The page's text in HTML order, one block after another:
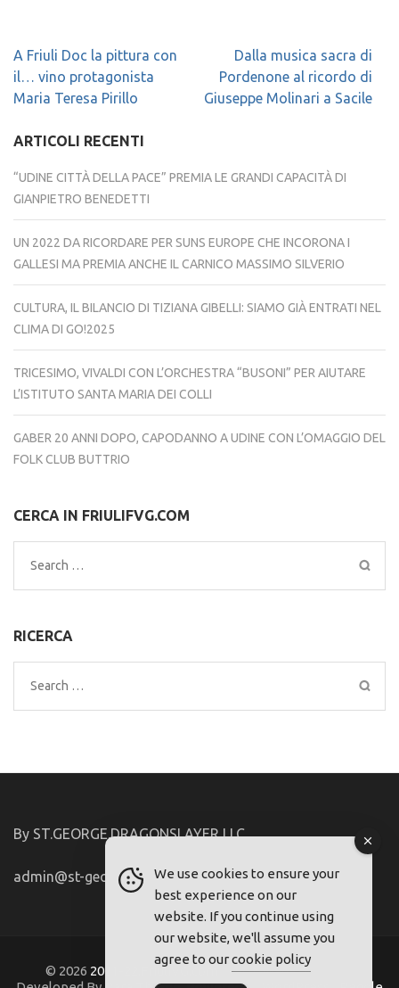
Navigazione
articoli
A Friuli Doc la pittura con
il… vino protagonista
Maria Teresa Pirillo
Dalla musica sacra di
Pordenone al ricordo di
Giuseppe Molinari a Sacile
ARTICOLI RECENTI
“UDINE CITTÀ DELLA PACE” PREMIA LE GRANDI CAPACITÀ DI
GIANPIETRO BENEDETTI
UN 2022 DA RICORDARE PER SUNS EUROPE CHE INCORONA I
GALLESI MA PREMIA ANCHE IL CARNICO MASSIMO SILVERIO
CULTURA, IL BILANCIO DI TIZIANA GIBELLI: SIAMO GIÀ ENTRATI NEL
CLIMA DI GO!2025
TRICESIMO, VIVALDI CON L’ORCHESTRA “BUSONI” PER AIUTARE
L’ISTITUTO SANTA MARIA DEI COLLI
GABER 20 ANNI DOPO, CAPODANNO A UDINE CON L’OMAGGIO DEL
FOLK CLUB BUTTRIO
CERCA IN FRIULIFVG.COM
Search
for:
RICERCA
Search
for:
By ST.GEORGE.DRAGONSLAYER LLC
admin@st-george-dragonslayer.com
© 2026 2021-22.FriuliVG.com
. Metro Magazine Pro |
We use cookies to ensure your
best experience on our
website. If you continue using
our website, we'll assume you
agree to ourcookie policy